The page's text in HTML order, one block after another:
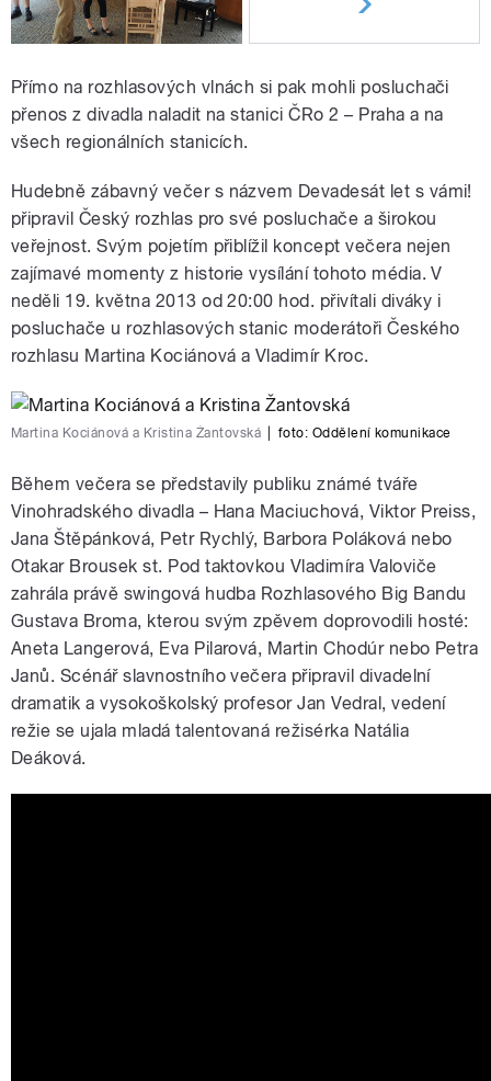
Přímo na rozhlasových vlnách si pak mohli posluchači
přenos z divadla naladit na stanici ČRo 2 – Praha a na
všech regionálních stanicích.
Hudebně zábavný večer s názvem Devadesát let s vámi!
připravil Český rozhlas pro své posluchače a širokou
veřejnost. Svým pojetím přiblížil koncept večera nejen
zajímavé momenty z historie vysílání tohoto média. V
neděli 19. května 2013 od 20:00 hod. přivítali diváky i
posluchače u rozhlasových stanic moderátoři Českého
rozhlasu Martina Kociánová a Vladimír Kroc.
Martina Kociánová a Kristina Žantovská foto: Oddělení komunikace
Během večera se představily publiku známé tváře
Vinohradského divadla – Hana Maciuchová, Viktor Preiss,
Jana Štěpánková, Petr Rychlý, Barbora Poláková nebo
Otakar Brousek st. Pod taktovkou Vladimíra Valoviče
zahrála právě swingová hudba Rozhlasového Big Bandu
Gustava Broma, kterou svým zpěvem doprovodili hosté:
Aneta Langerová, Eva Pilarová, Martin Chodúr nebo Petra
Janů. Scénář slavnostního večera připravil divadelní
dramatik a vysokoškolský profesor Jan Vedral, vedení
režie se ujala mladá talentovaná režisérka Natália
Deáková.